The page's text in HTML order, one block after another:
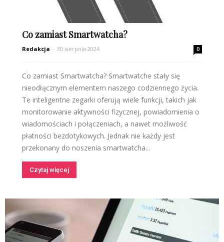
Co zamiast Smartwatcha?
Redakcja - 30 sierpnia 2024 0
Co zamiast Smartwatcha? Smartwatche stały się
nieodłącznym elementem naszego codziennego życia.
Te inteligentne zegarki oferują wiele funkcji, takich jak
monitorowanie aktywności fizycznej, powiadomienia o
wiadomościach i połączeniach, a nawet możliwość
płatności bezdotykowych. Jednak nie każdy jest
przekonany do noszenia smartwatcha...
Czytaj więcej